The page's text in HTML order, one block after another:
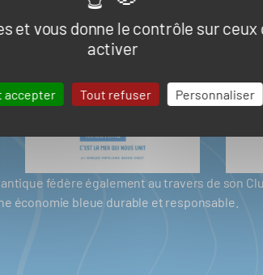
et vous donne le contrôle sur ceux
activer
accepter Tout refuser Personnaliser
fédère également au travers de son
économie bleue durable et responsable.